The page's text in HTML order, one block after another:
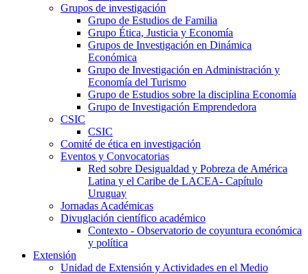
Grupos de investigación
Grupo de Estudios de Familia
Grupo Ética, Justicia y Economía
Grupos de Investigación en Dinámica
Económica
Grupo de Investigación en Administración y
Economía del Turismo
Grupo de Estudios sobre la disciplina Economía
Grupo de Investigación Emprendedora
CSIC
CSIC
Comité de ética en investigación
Eventos y Convocatorias
Red sobre Desigualdad y Pobreza de América
Latina y el Caribe de LACEA- Capítulo
Uruguay
Jornadas Académicas
Divuglación científico académico
Contexto - Observatorio de coyuntura económica
y política
Extensión
Unidad de Extensión y Actividades en el Medio